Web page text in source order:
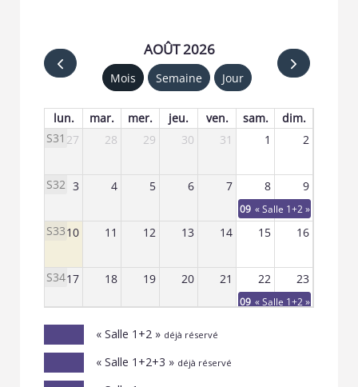
AOÛT 2026
Mois Semaine Jour
lun. mar. mer. jeu. ven. sam.
dim.
S31 27 28 29 30 31 1 2
S32 3 4 5 6 7 8
09 h« Salle 1+2 » réservé
9
S3310 11 12 13 14 15 16
S3417 18 19 20 21 22
09 h« Salle 1+2 » réservé
23
S3524
S3631 3
« Salle 1+2 » déjà réservé
« Salle 1+2+3 » déjà réservé